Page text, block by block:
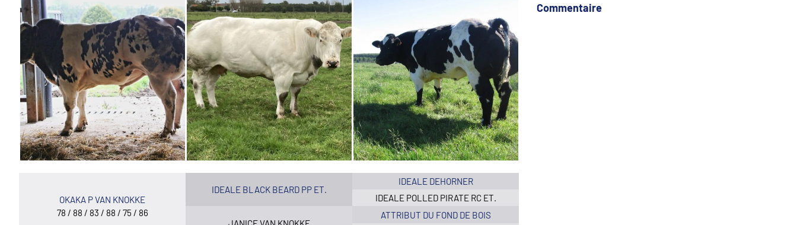
OKAKA P VAN KNOKKE
78 / 88 / 83 / 88 / 75 / 86
IDEALE BLACK BEARD PP ET.
IDEALE DEHORNER
IDEALE POLLED PIRATE RC ET.
ATTRIBUT DU FOND DE BOIS
Commentaire